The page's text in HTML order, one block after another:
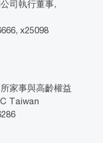
司執行董事,
x25098
家事與高齡權益
Taiwan